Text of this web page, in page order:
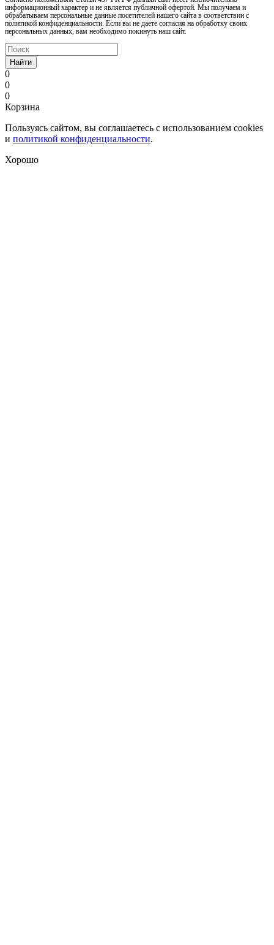
информационный характер и не является публичной офертой. Мы получаем и
обрабатываем персональные данные посетителей нашего сайта в соответствии с
политикой конфиденциальности. Если вы не даете согласия на обработку своих
персональных данных, вам необходимо покинуть наш сайт.
Найти
0
0
0
Корзина
Пользуясь сайтом, вы соглашаетесь с использованием cookies
и политикой конфиденциальности.
Хорошо